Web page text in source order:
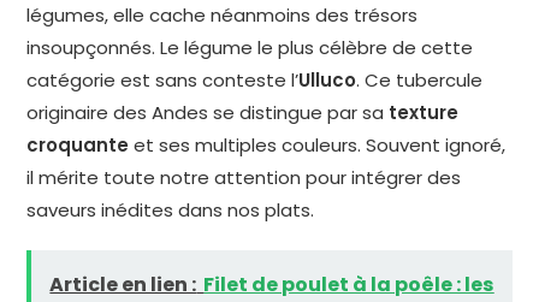
légumes, elle cache néanmoins des trésors
insoupçonnés. Le légume le plus célèbre de cette
catégorie est sans conteste l’Ulluco. Ce tubercule
originaire des Andes se distingue par sa texture
croquante et ses multiples couleurs. Souvent ignoré,
il mérite toute notre attention pour intégrer des
saveurs inédites dans nos plats.
Article en lien : Filet de poulet à la poêle : les